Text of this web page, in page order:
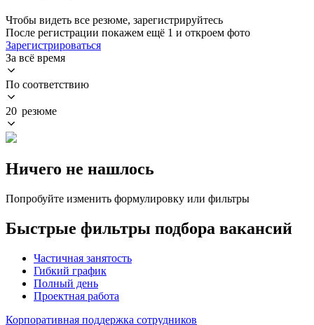
Чтобы видеть все резюме, зарегистрируйтесь
После регистрации покажем ещё 1 и откроем фото
Зарегистрироваться
За всё время
По соответствию
20 резюме
Ничего не нашлось
Попробуйте изменить формулировку или фильтры
Быстрые фильтры подбора вакансий
Частичная занятость
Гибкий график
Полный день
Проектная работа
Корпоративная поддержка сотрудников